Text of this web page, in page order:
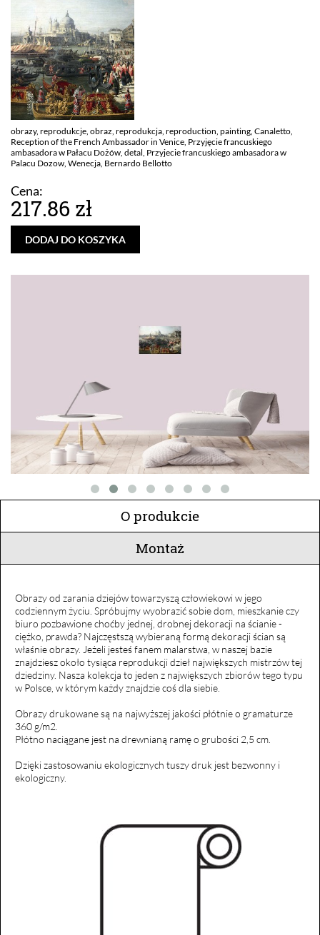
obrazy, reprodukcje, obraz, reprodukcja, reproduction, painting, Canaletto,
Reception of the French Ambassador in Venice, Przyjęcie francuskiego
ambasadora w Pałacu Dożów, detal, Przyjecie francuskiego ambasadora w
Palacu Dozow, Wenecja, Bernardo Bellotto
Cena:
217.86 zł
DODAJ DO KOSZYKA
O produkcie
Montaż
Obrazy od zarania dziejów towarzyszą człowiekowi w jego
codziennym życiu. Spróbujmy wyobrazić sobie dom, mieszkanie czy
biuro pozbawione choćby jednej, drobnej dekoracji na ścianie -
ciężko, prawda? Najczęstszą wybieraną formą dekoracji ścian są
właśnie obrazy. Jeżeli jesteś fanem malarstwa, w naszej bazie
znajdziesz około tysiąca reprodukcji dzieł największych mistrzów tej
dziedziny. Nasza kolekcja to jeden z największych zbiorów tego typu
w Polsce, w którym każdy znajdzie coś dla siebie.
Obrazy drukowane są na najwyższej jakości płótnie o gramaturze
360 g/m2.
Płótno naciągane jest na drewnianą ramę o grubości 2,5 cm.
Dzięki zastosowaniu ekologicznych tuszy druk jest bezwonny i
ekologiczny.